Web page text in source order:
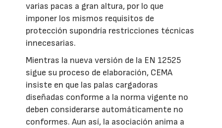
varias pacas a gran altura, por lo que
imponer los mismos requisitos de
protección supondría restricciones técnicas
innecesarias.
Mientras la nueva versión de la EN 12525
sigue su proceso de elaboración, CEMA
insiste en que las palas cargadoras
diseñadas conforme a la norma vigente no
deben considerarse automáticamente no
conformes. Aun así, la asociación anima a